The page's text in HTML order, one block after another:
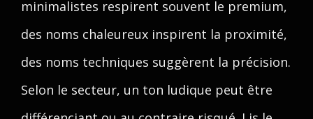
minimalistes respirent souvent le premium,
des noms chaleureux inspirent la proximité,
des noms techniques suggèrent la précision.
Selon le secteur, un ton ludique peut être